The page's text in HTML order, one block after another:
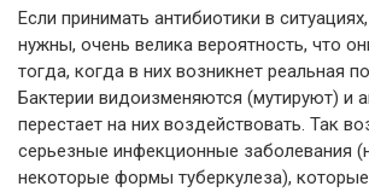
Если принимать антибиотики в
нужны, очень велика вероятность, что
тогда, когда в них возникнет реальная
Бактерии видоизменяются (мутируют) и
перестает на них воздействовать. Так
серьезные инфекционные заболевания
некоторые формы туберкулеза),